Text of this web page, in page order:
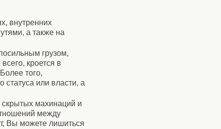
внутренних
а также на
грузом,
кроется в
того,
или власти, а
скрытых махинаций и
между
Вы можете лишиться